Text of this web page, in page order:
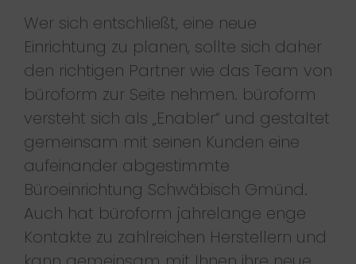
Wer sich entschließt, eine neue
Einrichtung zu planen, sollte sich daher
den richtigen Partner wie das Team von
büroform zur Seite nehmen. büroform
versteht sich als „Enabler“ und gestaltet
gemeinsam mit seinen Kunden eine
aufeinander abgestimmte
Büroeinrichtung Schwäbisch Gmünd.
Auch hat büroform jahrelange enge
Kontakte zu zahlreichen Herstellern und